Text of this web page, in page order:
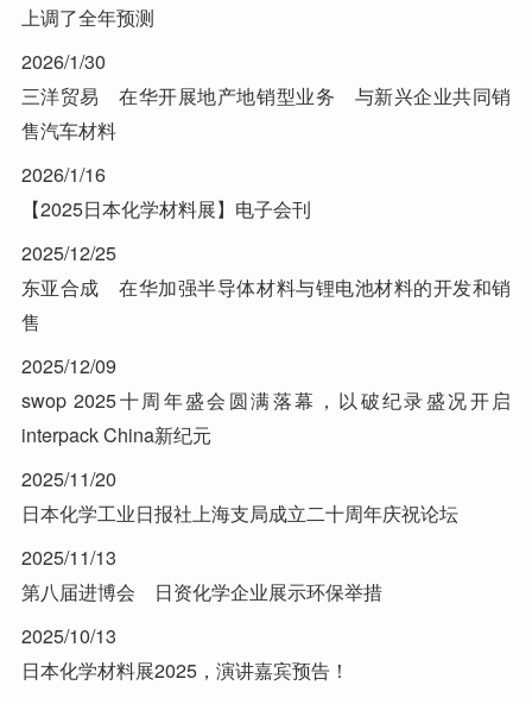
上调了全年预测
2026/1/30
三洋贸易 在华开展地产地销型业务 与新兴企业共同销
售汽车材料
2026/1/16
【2025日本化学材料展】电子会刊
2025/12/25
东亚合成 在华加强半导体材料与锂电池材料的开发和销
售
2025/12/09
swop 2025十周年盛会圆满落幕，以破纪录盛况开启
interpack China新纪元
2025/11/20
日本化学工业日报社上海支局成立二十周年庆祝论坛
2025/11/13
第八届进博会 日资化学企业展示环保举措
2025/10/13
日本化学材料展2025，演讲嘉宾预告！